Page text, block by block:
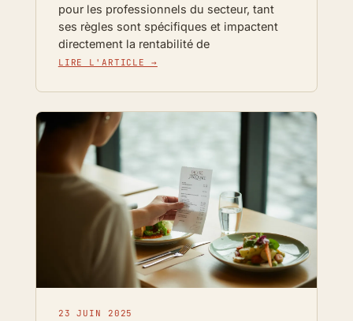
pour les professionnels du secteur, tant
ses règles sont spécifiques et impactent
directement la rentabilité de
LIRE L'ARTICLE →
23 JUIN 2025